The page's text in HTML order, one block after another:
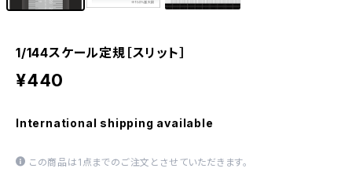
1/144スケール定規［スリット］
¥440
International shipping available
この商品は1点までのご注文とさせていただきます。